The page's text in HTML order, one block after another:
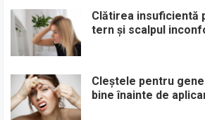
Clătirea insuficientă
tern și scalpul
Cleștele pentru
bine înainte de